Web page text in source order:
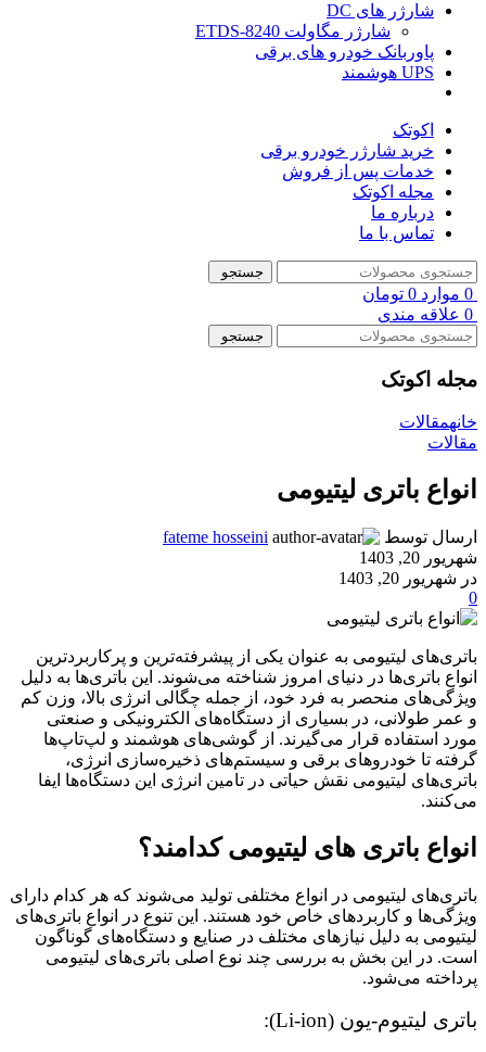
شارژر های DC
شارژر مگاولت ETDS-8240
پاوربانک خودرو های برقی
UPS هوشمند
اکوتک
خرید شارژر خودرو برقی
خدمات پس از فروش
مجله اکوتک
درباره ما
تماس با ما
جستجو
0 موارد 0 تومان
0 علاقه مندی
جستجو
مجله اکوتک
خانهمقالات
مقالات
انواع باتری لیتیومی
ارسال توسط
fateme hosseini
شهریور 20, 1403
در شهریور 20, 1403
0
باتری‌های لیتیومی به عنوان یکی از پیشرفته‌ترین و پرکاربردترین
انواع باتری‌ها در دنیای امروز شناخته می‌شوند. این باتری‌ها به دلیل
ویژگی‌های منحصر به فرد خود، از جمله چگالی انرژی بالا، وزن کم
و عمر طولانی، در بسیاری از دستگاه‌های الکترونیکی و صنعتی
مورد استفاده قرار می‌گیرند. از گوشی‌های هوشمند و لپ‌تاپ‌ها
گرفته تا خودروهای برقی و سیستم‌های ذخیره‌سازی انرژی،
باتری‌های لیتیومی نقش حیاتی در تامین انرژی این دستگاه‌ها ایفا
می‌کنند.
انواع باتری های لیتیومی کدامند؟
باتری‌های لیتیومی در انواع مختلفی تولید می‌شوند که هر کدام دارای
ویژگی‌ها و کاربردهای خاص خود هستند. این تنوع در انواع باتری‌های
لیتیومی به دلیل نیازهای مختلف در صنایع و دستگاه‌های گوناگون
است. در این بخش به بررسی چند نوع اصلی باتری‌های لیتیومی
پرداخته می‌شود.
باتری لیتیوم-یون (Li-ion):